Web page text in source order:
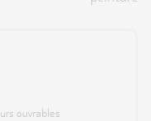
ouvrables